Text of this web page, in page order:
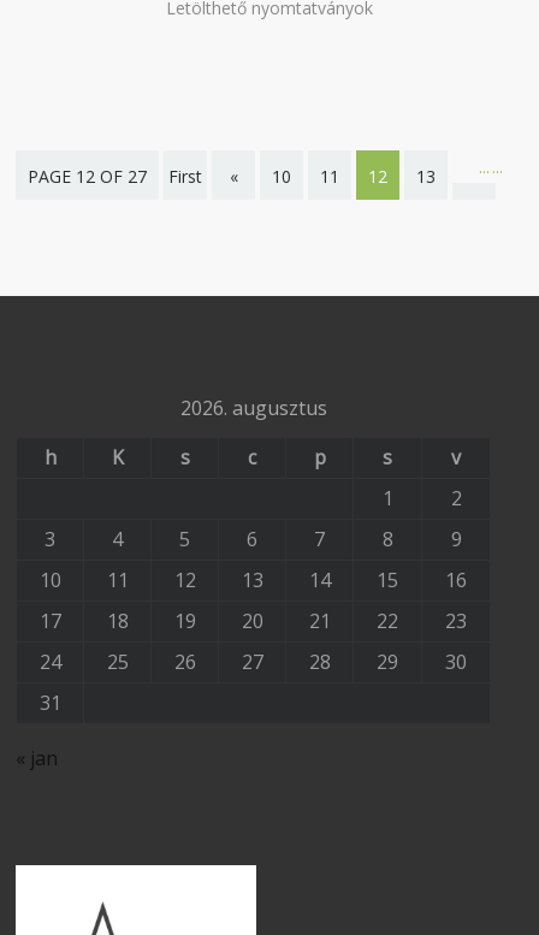
Letölthető nyomtatványok
PAGE 12 OF 27
First
...
« 10 11 12
13
...
page
2026. augusztus
h
K s c p s
v
1
2
3
4 5 6 7 8
9
10
11 12 13 14 15
16
17
18 19 20 21 22
23
24
25 26 27 28 29
30
31
« jan